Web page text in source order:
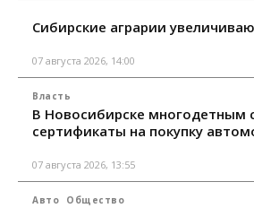
Сибирские аграрии
07 августа 2026, 14:00
Власть
В Новосибирске многодетным
сертификаты на покупку
07 августа 2026, 13:55
Авто Общество